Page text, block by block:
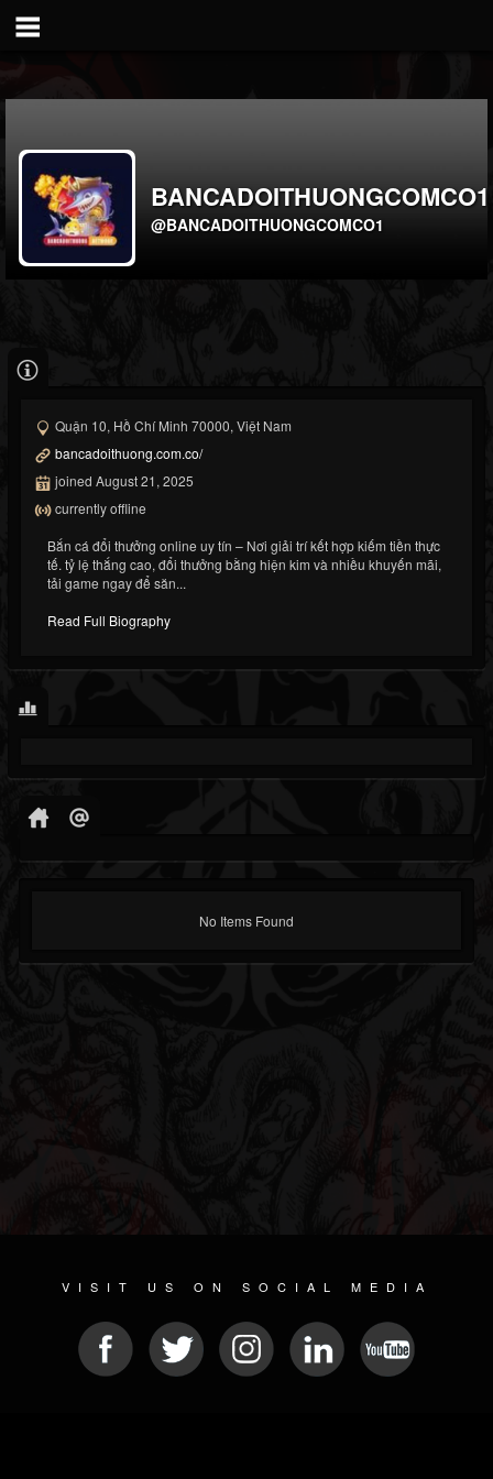
BANCADOITHUONGCOMCO1
@BANCADOITHUONGCOMCO1
Quận 10, Hồ Chí Minh 70000, Việt Nam
bancadoithuong.com.co/
joined August 21, 2025
currently offline
Bắn cá đổi thưởng online uy tín – Nơi giải trí kết hợp kiếm tiền thực
tế. tỷ lệ thắng cao, đổi thưởng bằng hiện kim và nhiều khuyến mãi,
tải game ngay để săn...
Read Full Biography
No Items Found
VISIT US ON SOCIAL MEDIA